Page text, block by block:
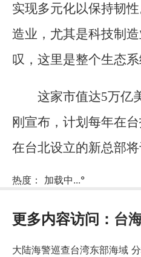
实现多元化以保持韧
造业，尤其是科技制
叹，这里是整个生态
这家市值达5万亿
刚宣布，计划每年在
在台北设立的新总部将
热度： 加载中...°
更多内容访问： 台
大陆海警巡查台湾东部海域